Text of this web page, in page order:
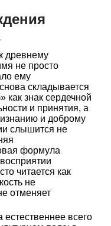
древнему
не просто
ему
складывается
знак сердечной
и принятия, а
и доброму
слышится не
формула
читается как
не
отменяет
всего